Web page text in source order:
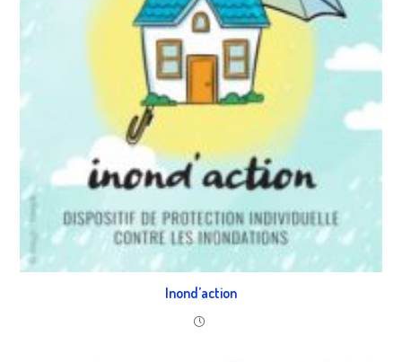
Inond’action